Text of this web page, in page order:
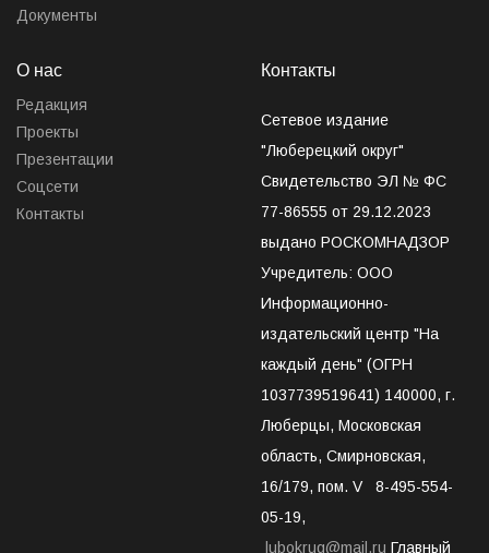
Документы
О нас
Редакция
Проекты
Презентации
Соцсети
Контакты
Контакты
Сетевое издание
"Люберецкий округ"
Свидетельство ЭЛ № ФС
77-86555 от 29.12.2023
выдано РОСКОМНАДЗОР
Учредитель: ООО
Информационно-
издательский центр "На
каждый день" (ОГРН
1037739519641) 140000, г.
Люберцы, Московская
область, Смирновская,
16/179, пом. V 8-495-554-
05-19,
lubokrug@mail.ru Главный